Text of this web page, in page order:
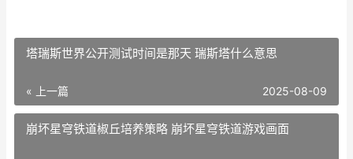
塔瑞斯世界公开测试时间是那天 瑞斯塔什么意思
« 上一篇 2025-08-09
崩坏星穹铁道椒丘培养策略 崩坏星穹铁道游戏画面